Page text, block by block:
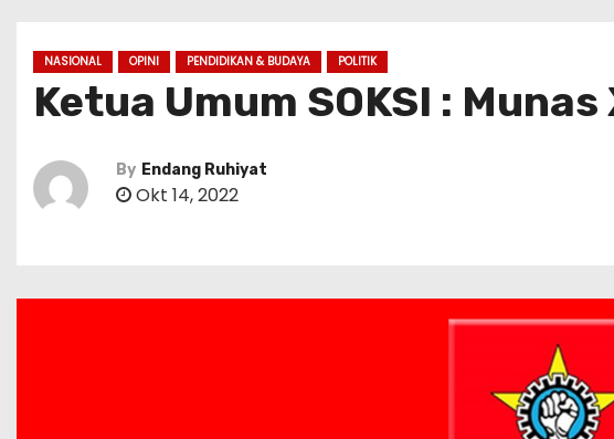
NASIONAL OPINI PENDIDIKAN & BUDAYA POLITIK
Ketua Umum SOKSI :
By Endang Ruhiyat
Okt 14, 2022